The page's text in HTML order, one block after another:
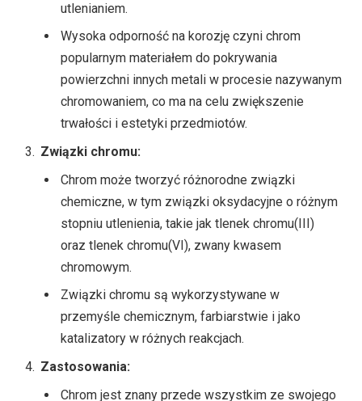
utlenianiem.
Wysoka odporność na korozję czyni chrom
popularnym materiałem do pokrywania
powierzchni innych metali w procesie nazywanym
chromowaniem, co ma na celu zwiększenie
trwałości i estetyki przedmiotów.
Związki chromu:
Chrom może tworzyć różnorodne związki
chemiczne, w tym związki oksydacyjne o różnym
stopniu utlenienia, takie jak tlenek chromu(III)
oraz tlenek chromu(VI), zwany kwasem
chromowym.
Związki chromu są wykorzystywane w
przemyśle chemicznym, farbiarstwie i jako
katalizatory w różnych reakcjach.
Zastosowania:
Chrom jest znany przede wszystkim ze swojego